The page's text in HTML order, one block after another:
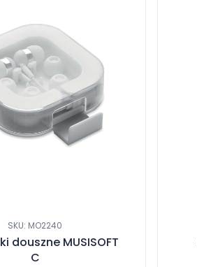
SKU: MO2240
douszne MUSISOFT
C